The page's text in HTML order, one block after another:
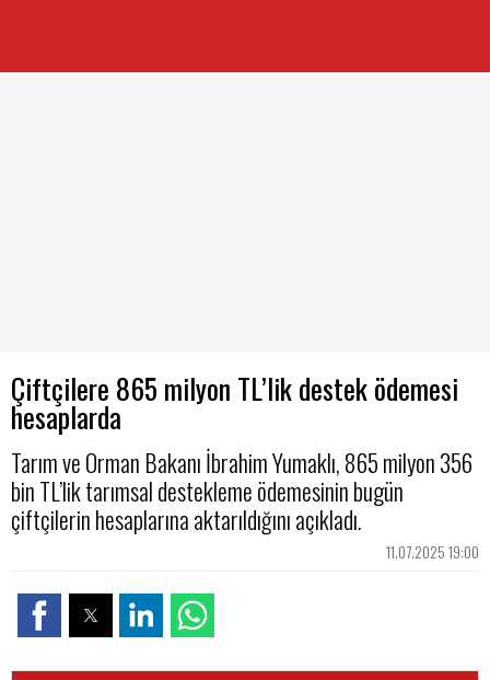
Çiftçilere 865 milyon TL’lik destek ödemesi
hesaplarda
Tarım ve Orman Bakanı İbrahim Yumaklı, 865 milyon 356
bin TL’lik tarımsal destekleme ödemesinin bugün
çiftçilerin hesaplarına aktarıldığını açıkladı.
11.07.2025 19:00